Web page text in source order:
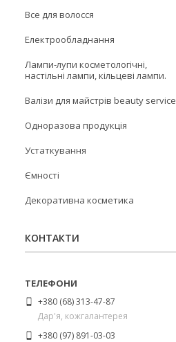
Все для волосся
Електрообладнання
Лампи-лупи косметологічні,
настільні лампи, кільцеві лампи.
Валізи для майстрів beauty service
Одноразова продукція
Устаткування
Ємності
Декоративна косметика
КОНТАКТИ
+380 (68) 313-47-87
Дар'я, кожгалантерея
+380 (97) 891-03-03